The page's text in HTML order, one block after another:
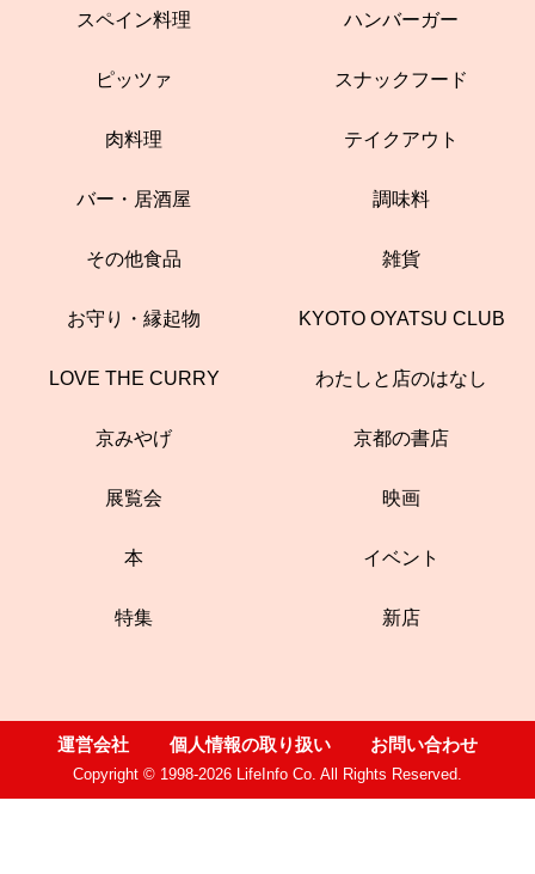
スペイン料理 ハンバーガー
ピッツァ スナックフード
肉料理 テイクアウト
バー・居酒屋 調味料
その他食品 雑貨
お守り・縁起物 KYOTO OYATSU CLUB
LOVE THE CURRY わたしと店のはなし
京みやげ 京都の書店
展覧会 映画
本 イベント
特集 新店
運営会社 個人情報の取り扱い お問い合わせ
Copyright © 1998-2026 LifeInfo Co. All Rights Reserved.